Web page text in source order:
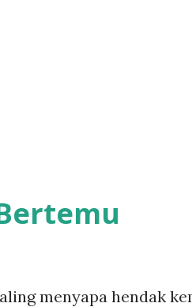
menyapa hendak